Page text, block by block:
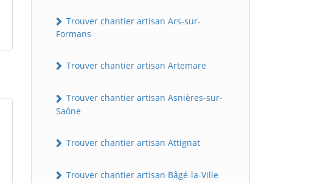
Trouver chantier artisan Ars-sur-
Formans
Trouver chantier artisan Artemare
Trouver chantier artisan Asnières-sur-
Saône
Trouver chantier artisan Attignat
Trouver chantier artisan Bâgé-la-Ville